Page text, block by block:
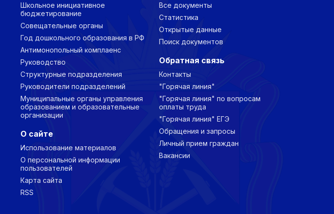
Школьное инициативное
бюджетирование
Совещательные органы
Год дошкольного образования в РФ
Антимонопольный комплаенс
Руководство
Структурные подразделения
Руководители подразделений
Муниципальные органы управления
образованием и образовательные
организации
О сайте
Использование материалов
О персональной информации
пользователей
Карта сайта
RSS
Все документы
Статистика
Открытые данные
Поиск документов
Обратная связь
Контакты
"Горячая линия"
"Горячая линия" по вопросам
оплаты труда
"Горячая линия" ЕГЭ
Обращения и запросы
Личный прием граждан
Вакансии